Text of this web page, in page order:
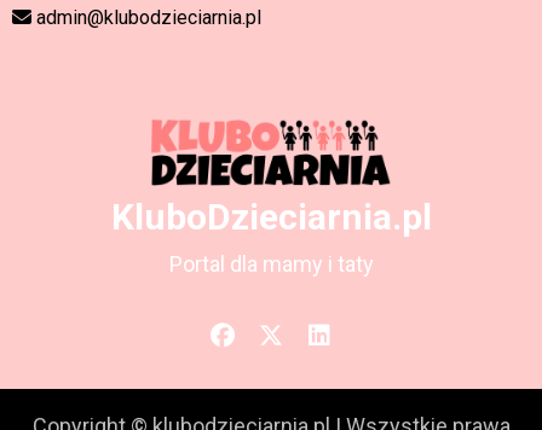
admin@klubodzieciarnia.pl
KluboDzieciarnia.pl
Portal dla mamy i taty